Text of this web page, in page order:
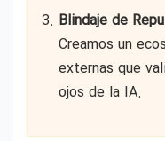
Blindaje de
Creamos un
externas que
ojos de la IA.